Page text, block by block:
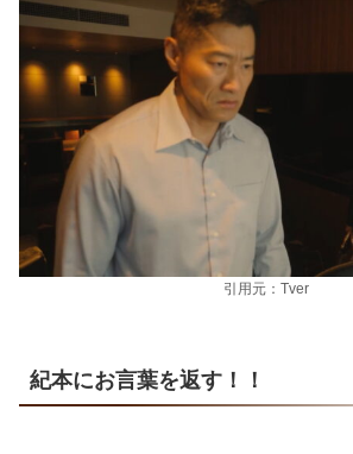
引用元：Tver
紀本にお言葉を返す！！